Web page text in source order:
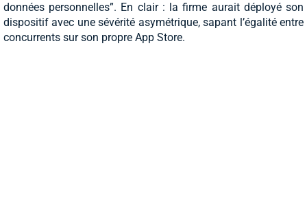
données personnelles”. En clair : la firme aurait déployé son
dispositif avec une sévérité asymétrique, sapant l’égalité entre
concurrents sur son propre App Store.